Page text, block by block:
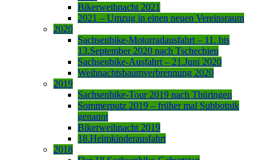
Bikerweihnacht 2021
2021 – Umzug in einen neuen Vereinsraum
2020
Sachsenbike-Motorradausfahrt – 11. bis
13.September 2020 nach Tschechien
Sachsenbike-Ausfahrt – 21.Juni 2020
Weihnachtsbaumverbrennung 2020
2019
Sachsenbike-Tour 2019 nach Thüringen
Sommerputz 2019 – früher mal Subbotnik
genannt
Bikerweihnacht 2019
18.Heimkinderausfahrt
2018